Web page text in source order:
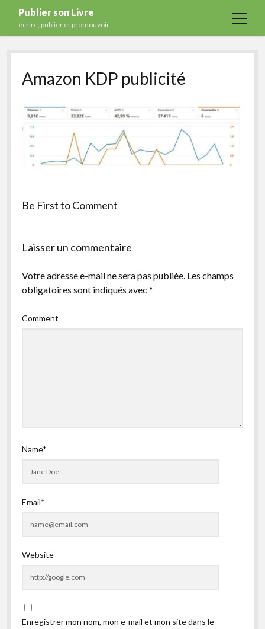
Publier son Livre
écrire, publier et promouvoir
open
Accueil
Formations
Blog
Auto-édition
Maisons d’édition
Actualités
Contact
facebookinstagram
youtubeemail-
form
Amazon KDP publicité
Be First to Comment
Laisser un commentaire
Votre adresse e-mail ne sera pas publiée. Les champs
obligatoires sont indiqués avec *
Comment
Name*
Email*
Website
Enregistrer mon nom, mon e-mail et mon site dans le